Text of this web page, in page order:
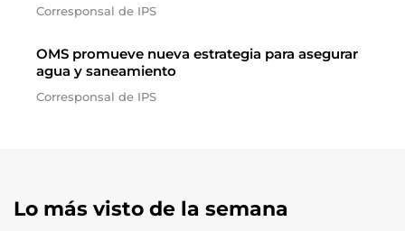
Corresponsal de IPS
OMS promueve nueva estrategia para asegurar
agua y saneamiento
Corresponsal de IPS
Lo más visto de la semana